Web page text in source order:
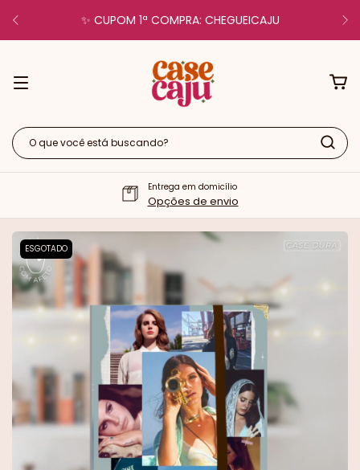
✨ CUPOM 1ª COMPRA: CHEGUEICAJU
Entrega em domicílio
Opções de envio
ESGOTADO